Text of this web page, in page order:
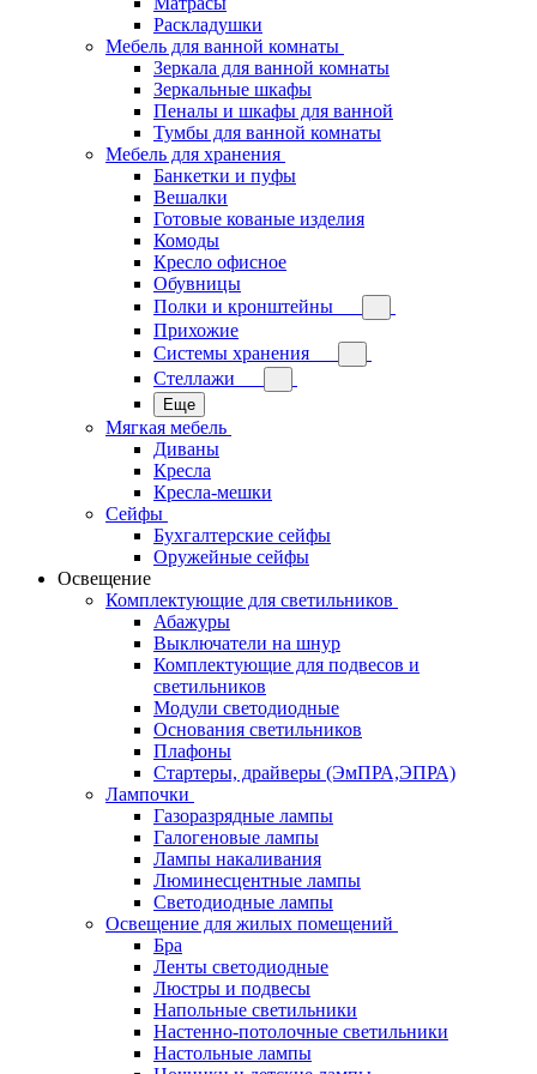
Раскладушки
Мебель для ванной комнаты
Зеркала для ванной комнаты
Зеркальные шкафы
Пеналы и шкафы для ванной
Тумбы для ванной комнаты
Мебель для хранения
Банкетки и пуфы
Вешалки
Готовые кованые изделия
Комоды
Кресло офисное
Обувницы
Полки и кронштейны
Прихожие
Системы хранения
Стеллажи
Еще
Мягкая мебель
Диваны
Кресла
Кресла-мешки
Сейфы
Бухгалтерские сейфы
Оружейные сейфы
Освещение
Комплектующие для светильников
Абажуры
Выключатели на шнур
Комплектующие для подвесов и
светильников
Модули светодиодные
Основания светильников
Плафоны
Стартеры, драйверы (ЭмПРА,ЭПРА)
Лампочки
Газоразрядные лампы
Галогеновые лампы
Лампы накаливания
Люминесцентные лампы
Светодиодные лампы
Освещение для жилых помещений
Бра
Ленты светодиодные
Люстры и подвесы
Напольные светильники
Настенно-потолочные светильники
Настольные лампы